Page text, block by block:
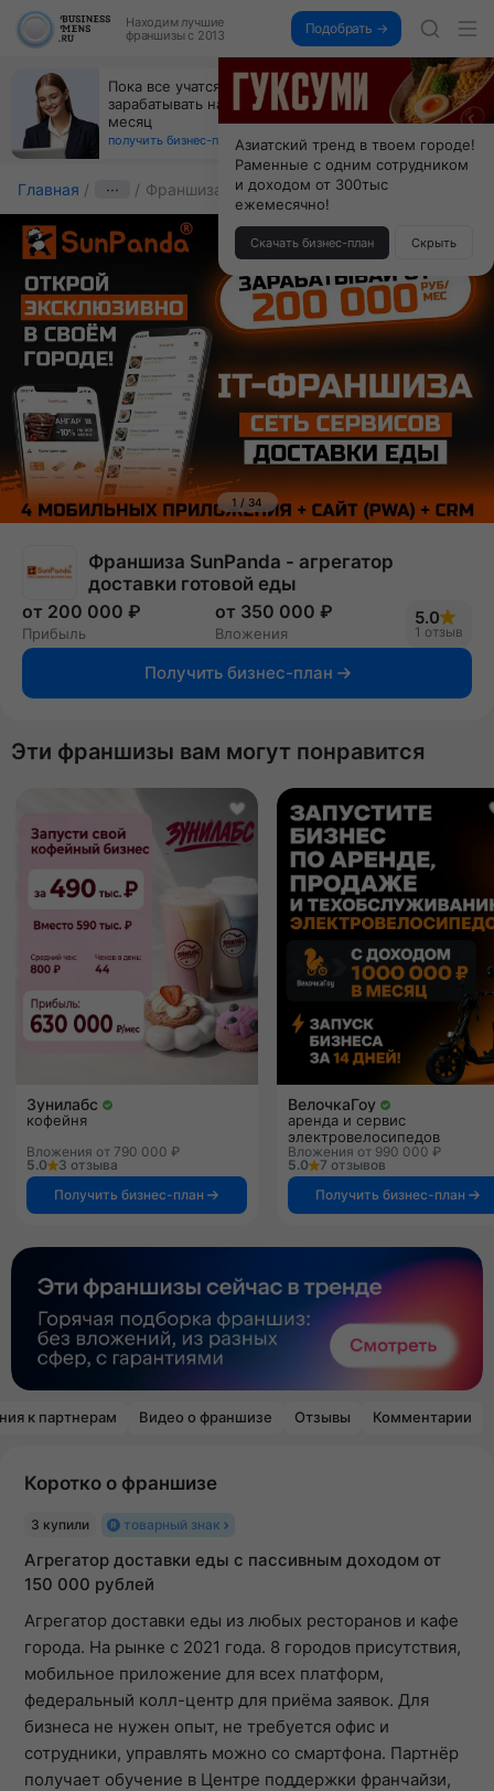
Находим лучшие
франшизы с 2013
Подобрать →
Открой студию, где не колют и не режут,
а делают массаж лица руками и в первый же год
получи 4.5 млн
получить бизнес-план ↓
Главная ··· Франшиза SunPanda
1 / 34
Франшиза SunPanda - агрегатор
доставки готовой еды
от 200 000 ₽
Прибыль
от 350 000 ₽
Вложения
5.0
1 отзыв
Получить бизнес-план
Эти франшизы вам могут понравится
Зунилабс
кофейня
Вложения от 790 000 ₽
5.0
3 отзыва
Получить бизнес-план
ВелочкаГоу
аренда и сервис
электровелосипедов
Вложения от 990 000 ₽
5.0
7 отзывов
Получить бизнес-план
к партнерам Видео о франшизе Отзывы Комментарии
Коротко о франшизе
3 купили товарный знак
Агрегатор доставки еды с пассивным доходом от
150 000 рублей
Агрегатор доставки еды из любых ресторанов и кафе
города. На рынке с 2021 года. 8 городов присутствия,
мобильное приложение для всех платформ,
федеральный колл-центр для приёма заявок. Для
бизнеса не нужен опыт, не требуется офис и
сотрудники, управлять можно со смартфона. Партнёр
получает обучение в Центре поддержки франчайзи,
Азиатский тренд в твоем городе!
Раменные с одним сотрудником
и доходом от 300тыс
ежемесячно!
Скачать бизнес-план Скрыть